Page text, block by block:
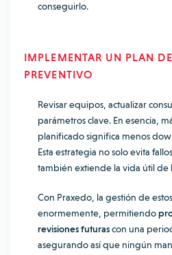
conseguirlo.
IMPLEMENTAR UN PLAN
PREVENTIVO
Revisar equipos, actualizar
parámetros clave. En esencia,
planificado significa menos
Esta estrategia no solo evita
también extiende la vida útil de
Con Praxedo, la gestión de
enormemente, permitiendo
revisiones futurascon una
asegurando así que ningún